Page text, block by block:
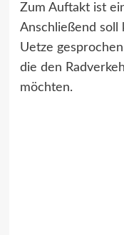
Zum Auftakt ist
Anschließend soll
Uetze
die den
möchten.